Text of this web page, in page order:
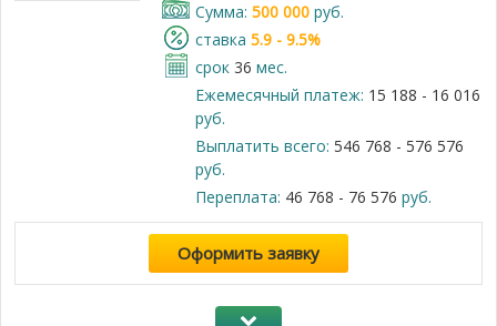
Cумма: 500 000руб.
cтавка 5.9 - 9.5%
срок 36 мес.
Ежемесячный платеж: 15 188 - 16 016
руб.
Выплатить всего: 546 768 - 576 576
руб.
Переплата: 46 768 - 76 576 руб.
Оформить заявку